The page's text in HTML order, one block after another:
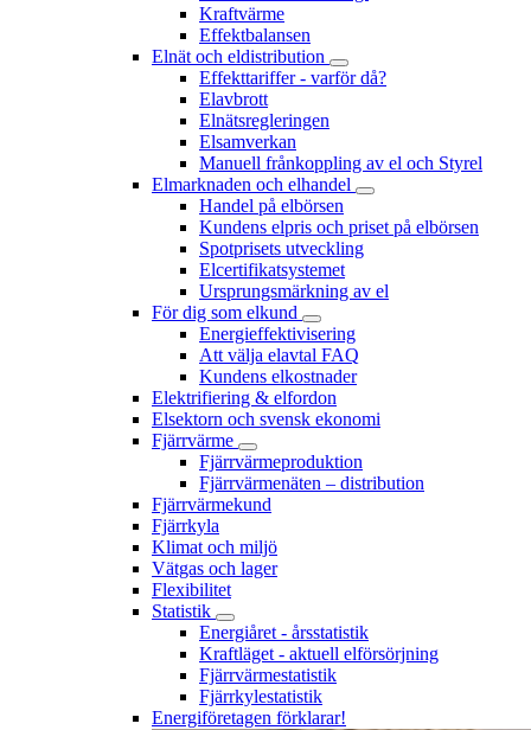
Kraftvärme
Effektbalansen
Elnät och eldistribution
Effekttariffer - varför då?
Elavbrott
Elnätsregleringen
Elsamverkan
Manuell frånkoppling av el och Styrel
Elmarknaden och elhandel
Handel på elbörsen
Kundens elpris och priset på elbörsen
Spotprisets utveckling
Elcertifikatsystemet
Ursprungsmärkning av el
För dig som elkund
Energieffektivisering
Att välja elavtal FAQ
Kundens elkostnader
Elektrifiering & elfordon
Elsektorn och svensk ekonomi
Fjärrvärme
Fjärrvärmeproduktion
Fjärrvärmenäten – distribution
Fjärrvärmekund
Fjärrkyla
Klimat och miljö
Vätgas och lager
Flexibilitet
Statistik
Energiåret - årsstatistik
Kraftläget - aktuell elförsörjning
Fjärrvärmestatistik
Fjärrkylestatistik
Energiföretagen förklarar!